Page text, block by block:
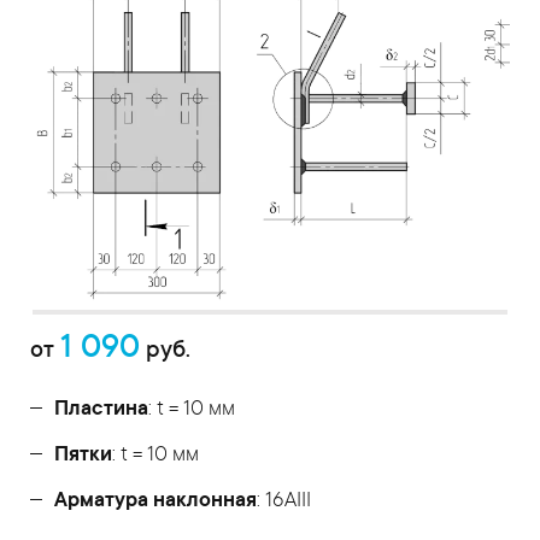
от 1 090 руб.
Пластина: t = 10 мм
Пятки: t = 10 мм
Арматура наклонная: 16AIII